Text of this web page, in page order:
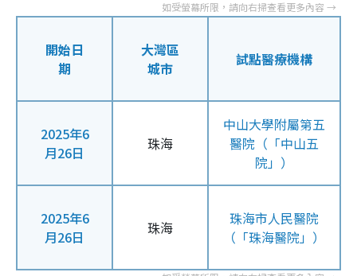
開始日
期
大灣區
城市
試點醫療機構
2025年6
月26日
珠海
中山大學附屬第五
醫院（「中山五
院」）
2025年6
月26日
珠海
珠海市人民醫院
（「珠海醫院」）